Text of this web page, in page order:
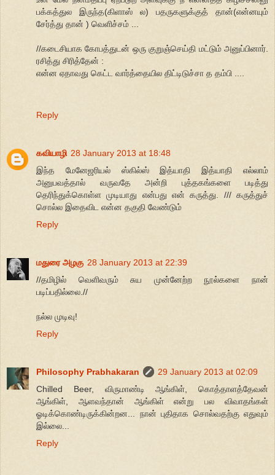
பக்கத்துல இருந்த(கிளாஸ் ல) பதருகளுக்குத் தான்(என்னயும்
சேர்த்து தான் ) வெளிச்சம் ...
//கடைசியாக கோபத்துடன் ஒரு குறுஞ்செய்தி மட்டும் அனுப்பினார்.
ரசித்து சிரித்தேன் :
என்ன ஏதாவது கெட்ட வார்த்தையில திட்டிடுச்சா த தம்பி ....
Reply
கவியாழி 28 January 2013 at 18:48
இந்த மேனேஜரியல் ஸ்கில்ஸ் இத்யாதி இத்யாதி எல்லாம்
அனுபவத்தால் வருவதே அன்றி புத்தகங்களை படித்து
தெரிந்துக்கொள்ள முடியாது என்பது என் கருத்து. /// கருத்துச்
சொல்ல இதைவிட என்ன தகுதி வேண்டும்
Reply
மதுரை அழகு 28 January 2013 at 22:39
//தமிழில் வெளிவரும் சுய முன்னேற்ற நூல்களை நான்
படிப்பதில்லை.//
நல்ல முடிவு!
Reply
Philosophy Prabhakaran
29 January 2013 at 02:09
Chilled Beer, விருமாண்டி ஆங்கிள், கொத்தாளத்தேவன்
ஆங்கிள், ஆளவந்தான் ஆங்கிள் என்று பல விவாதங்கள்
ஓடிக்கொண்டிருக்கின்றன... நான் புதிதாக சொல்வதற்கு எதுவும்
இல்லை...
Reply